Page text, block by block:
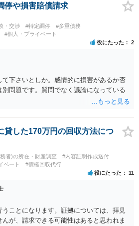
際の費用にいては現在弁護士費用が自由化
て異なりますので、あくまで目安となり
着手金が請求額×8％or10万円の高い方、
いうところでしょうか。法律事務所によ
ころもあると思います。 勝訴の見込みや
ていただきますので、宜しければ、個別に
停や損害賠償請求
・交渉 #特定調停
#多重債務
#個人・プライベート
役にたった 2
下さいとしか。感情的に損害があるか否
問題です。質問でなく議論になっている
貸した170万円の回収方法につ
者)の所在・財産調査
#内容証明作成送付
ベート #債権回収代行
役にたった 11
ことになります。証拠については、拝見
が、請求できる可能性はあると思われま